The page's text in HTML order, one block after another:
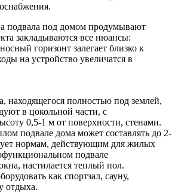
подвала под домом продумывают
закладываются все нюансы:
горизонт залегает близко к
на устройство увеличатся в
находящегося полностью под землей,
в цокольной части, с
0,5-1 м от поверхности, стенами.
подвале дома может составлять до 2-
нормам, действующим для жилых
подвале
настилается теплый пол.
как спортзал, сауну,
отдыха.